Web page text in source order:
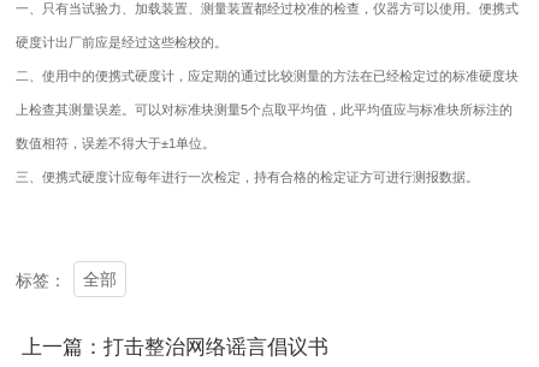
一、只有当试验力、加载装置、测量装置都经过校准的检查，仪器方可以使用。便携式
硬度计出厂前应是经过这些检校的。
二、使用中的便携式硬度计 ，应定期的通过比较测量的方法在已经检定过的标准硬度块
上检查其测量误差。可以对标准块测量5个点取平均值，此平均值应与标准块所标注的
数值相符，误差不得大于±1单位。
三、便携式硬度计应每年进行一次检定，持有合格的检定证方可进行测报数据。
标签： 全部
上一篇：打击整治网络谣言倡议书